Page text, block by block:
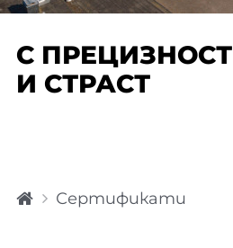
С ПРЕЦИЗНОСТ
И СТРАСТ
H
Сертификати